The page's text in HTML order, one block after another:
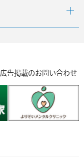
広告掲載のお問い合わせ